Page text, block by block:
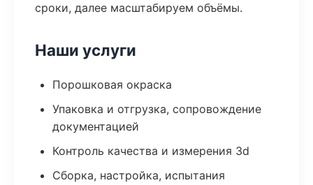
сроки, далее масштабируем объёмы.
Наши услуги
Порошковая окраска
Упаковка и отгрузка, сопровождение
документацией
Контроль качества и измерения 3d
Сборка, настройка, испытания